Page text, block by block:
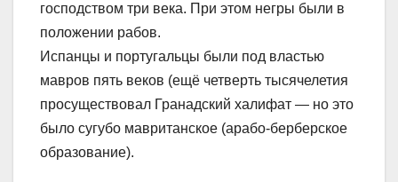
господством три века. При этом негры были в
положении рабов.
Испанцы и португальцы были под властью
мавров пять веков (ещё четверть тысячелетия
просуществовал Гранадский халифат — но это
было сугубо мавританское (арабо-берберское
образование).